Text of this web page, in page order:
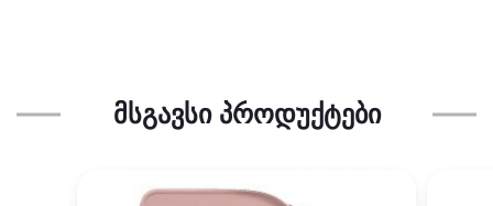
ᲛᲡᲒᲐᲕᲡᲘ ᲞᲠᲝᲓᲣᲥᲢᲔᲑᲘ